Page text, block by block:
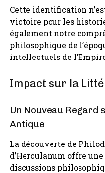
Cette identification
victoire pour les
également notre
philosophique de
intellectuels de
Impact sur la
Un Nouveau Regard
Antique
La découverte de
d’Herculanum offre
discussions